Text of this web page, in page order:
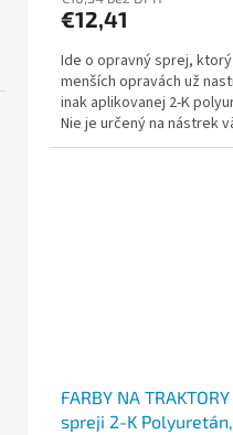
€12,41
Ide o opravný sprej,
menších opravách už
inak aplikovanej 2-K
Nie je určený na nástrek
dôvodu...
FARBY NA
spreji 2-K Polyuretán,